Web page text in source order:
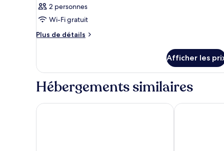
2 personnes
Wi-Fi gratuit
Plus de détails
Plus
Chambre
Afficher les
Hébergements similaires
Alaya Tulum Kanan Tulum